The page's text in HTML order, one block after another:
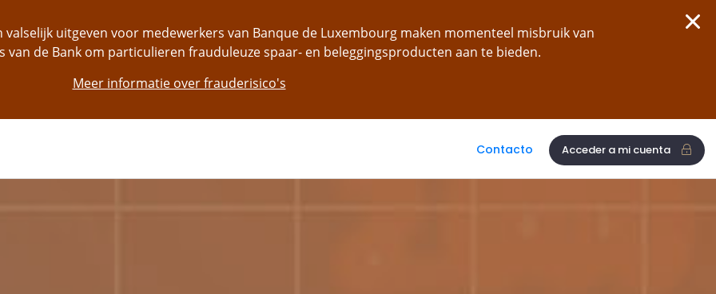
valselijk uitgeven voor medewerkers van Banque de Luxembourg maken momenteel misbruik van
van de Bank om particulieren frauduleuze spaar- en beleggingsproducten aan te bieden.
Meer informatie over frauderisico's
Contacto Acceder a mi cuenta